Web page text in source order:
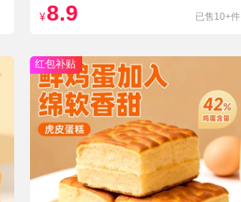
¥ 8.9 已售10+件
红包补贴